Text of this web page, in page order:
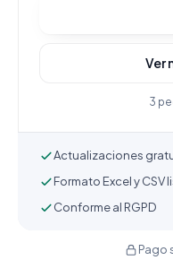
Ver
3
Actualizaciones
Formato Excel y CSV
Conforme al RGPD
Pago